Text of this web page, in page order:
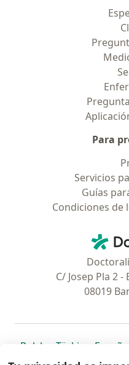
Para
Servicios
Guías
Condiciones de
C/ Josep Pla 2
08019
Polska se abre en una
Türkiye se
España
Portugal
se abre en
México se